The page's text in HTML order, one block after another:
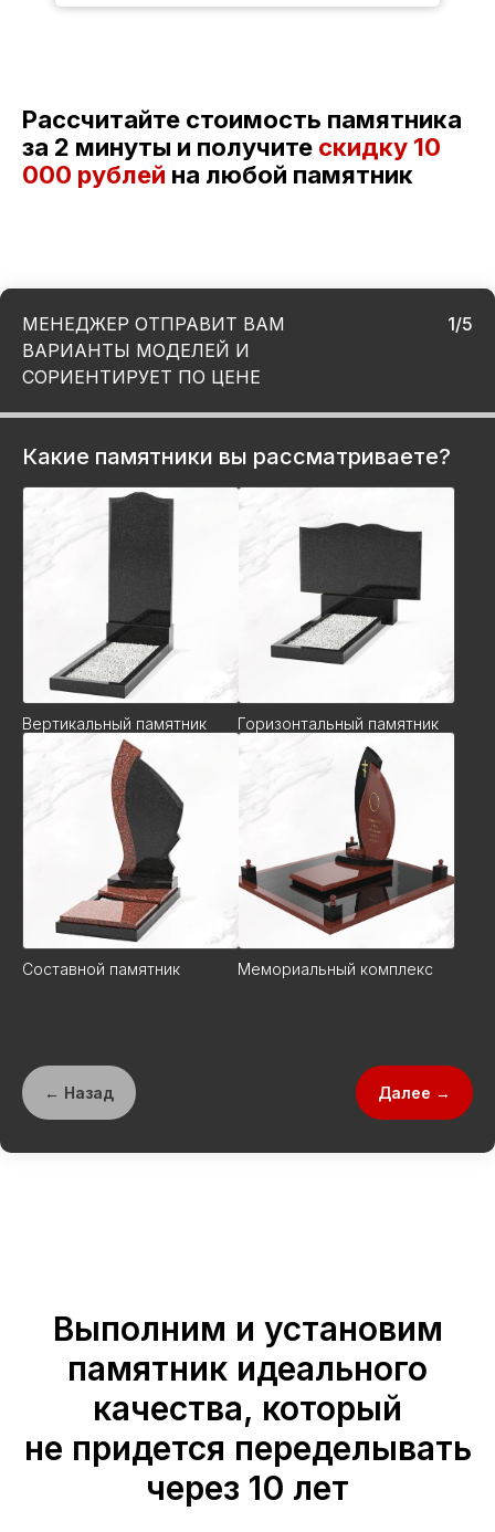
Рассчитайте стоимость памятника
за 2 минуты и получите скидку 10
000 рублей на любой памятник
МЕНЕДЖЕР ОТПРАВИТ ВАМ
ВАРИАНТЫ МОДЕЛЕЙ И
СОРИЕНТИРУЕТ ПО ЦЕНЕ
1/5
Какие памятники вы рассматриваете?
Вертикальный памятник Горизонтальный памятник
Составной памятник Мемориальный комплекс
← Назад Далее →
Выполним и установим
памятник идеального
качества, который
не придется переделывать
через 10 лет